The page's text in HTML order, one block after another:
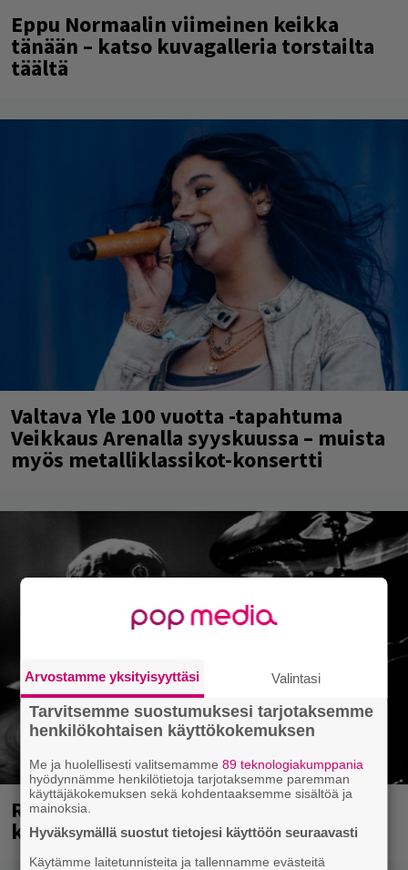
Eppu Normaalin viimeinen keikka
tänään – katso kuvagalleria torstailta
täältä
Valtava Yle 100 vuotta -tapahtuma
Veikkaus Arenalla syyskuussa – muista
myös metalliklassikot-konsertti
Rushin Neil Peartista ilmestyy ensi
kuussa dokumentti
Arvostamme yksityisyyttäsi Valintasi
Tarvitsemme suostumuksesi tarjotaksemme
henkilökohtaisen käyttökokemuksen
Me ja huolellisesti valitsemamme89 teknologiakumppania
hyödynnämme henkilötietoja tarjotaksemme paremman
käyttäjäkokemuksen sekä kohdentaaksemme sisältöä ja
mainoksia.
Hyväksymällä suostut tietojesi käyttöön seuraavasti
Käytämme laitetunnisteita ja tallennamme evästeitä